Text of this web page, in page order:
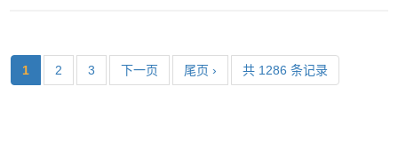
1 2 3 下一页 尾页 › 共 1286 条记录